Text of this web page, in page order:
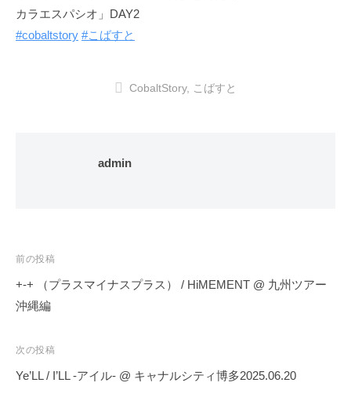
カラエスパシオ」DAY2
#cobaltstory #こばすと
CobaltStory, こばすと
admin
投
稿
ナ
ゲ
ー
前の投稿
+-+ （プラスマイナスプラス） / HiMEMENT @ 九州ツアー
沖縄編
次の投稿
Ye’LL / I’LL -アイル- @ キャナルシティ博多2025.06.20